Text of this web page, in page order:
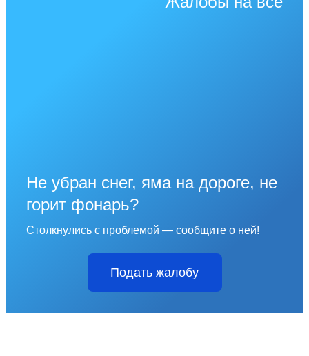
Не убран снег, яма на дороге, не
горит фонарь?
Столкнулись с проблемой — сообщите о ней!
Подать жалобу